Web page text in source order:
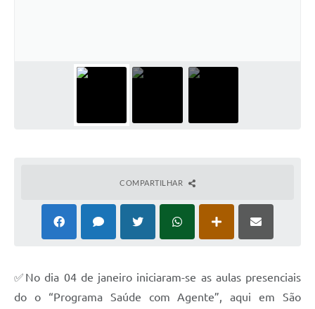
Projeto Nascente Viva
Telefones Prefeitura Municipal
Feriados Municipais
Imprensa
Plantão das Funerárias
COMPARTILHAR
✅No dia 04 de janeiro iniciaram-se as aulas presenciais
do o “Programa Saúde com Agente”, aqui em São